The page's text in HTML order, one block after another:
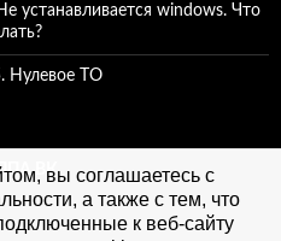
устанавливается windows. Что
Нулевое ТО
ВКвы соглашаетесь с
а также с тем, что
к веб-сайту